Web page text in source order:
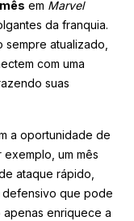
em Marvel
da franquia.
atualizado,
com uma
suas
a oportunidade de
um mês
ataque rápido,
defensivo que pode
enriquece a